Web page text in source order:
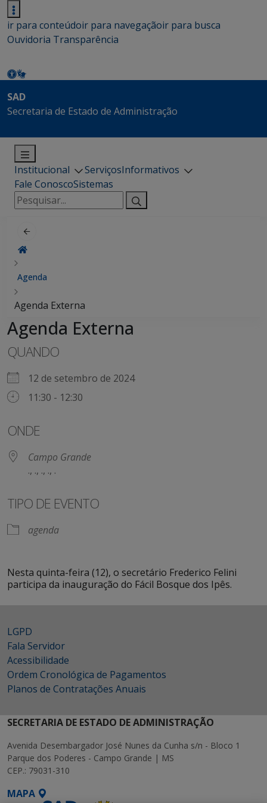
ir para conteúdoir para navegaçãoir para busca
Ouvidoria Transparência
SAD
Secretaria de Estado de Administração
Institucional ServiçosInformativos
Fale ConoscoSistemas
Pesquisar
por:
Agenda
Agenda Externa
Agenda Externa
QUANDO
12 de setembro de 2024
11:30 - 12:30
ONDE
Campo Grande
., ., ., ., .
TIPO DE EVENTO
agenda
Nesta quinta-feira (12), o secretário Frederico Felini
participa da inauguração do Fácil Bosque dos Ipês.
LGPD
Fala Servidor
Acessibilidade
Ordem Cronológica de Pagamentos
Planos de Contratações Anuais
SECRETARIA DE ESTADO DE ADMINISTRAÇÃO
Avenida Desembargador José Nunes da Cunha s/n - Bloco 1
Parque dos Poderes - Campo Grande | MS
CEP.: 79031-310
MAPA